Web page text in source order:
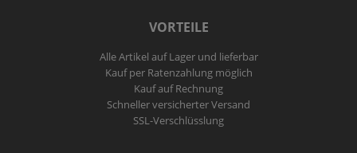
VORTEILE
Alle Artikel auf Lager und lieferbar
Kauf per Ratenzahlung möglich
Kauf auf Rechnung
Schneller versicherter Versand
SSL-Verschlüsslung